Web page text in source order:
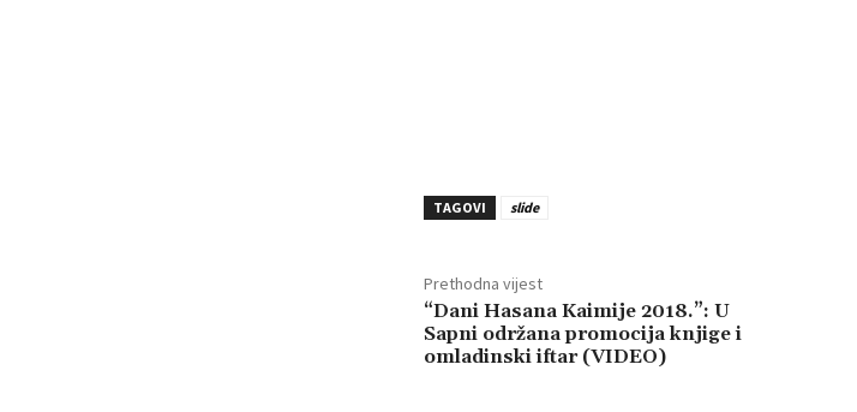
TAGOVI slide
Prethodna vijest
“Dani Hasana Kaimije 2018.”: U
Sapni održana promocija knjige i
omladinski iftar (VIDEO)